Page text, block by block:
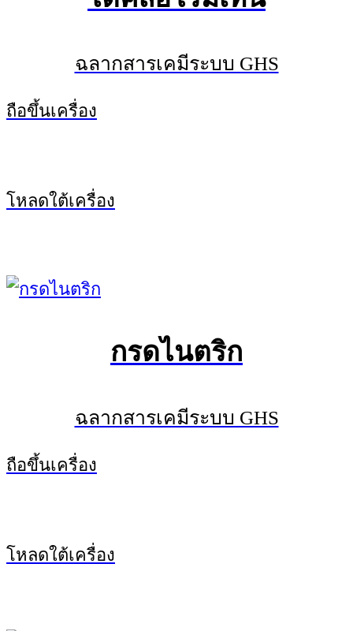
ฉลากสารเคมีระบบ GHS
ถือขึ้นเครื่อง
โหลดใต้เครื่อง
กรดไนตริก
ฉลากสารเคมีระบบ GHS
ถือขึ้นเครื่อง
โหลดใต้เครื่อง